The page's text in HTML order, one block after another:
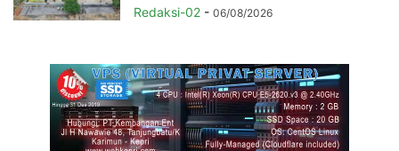
Redaksi-02 - 06/08/2026